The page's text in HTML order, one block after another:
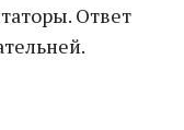
Ответ